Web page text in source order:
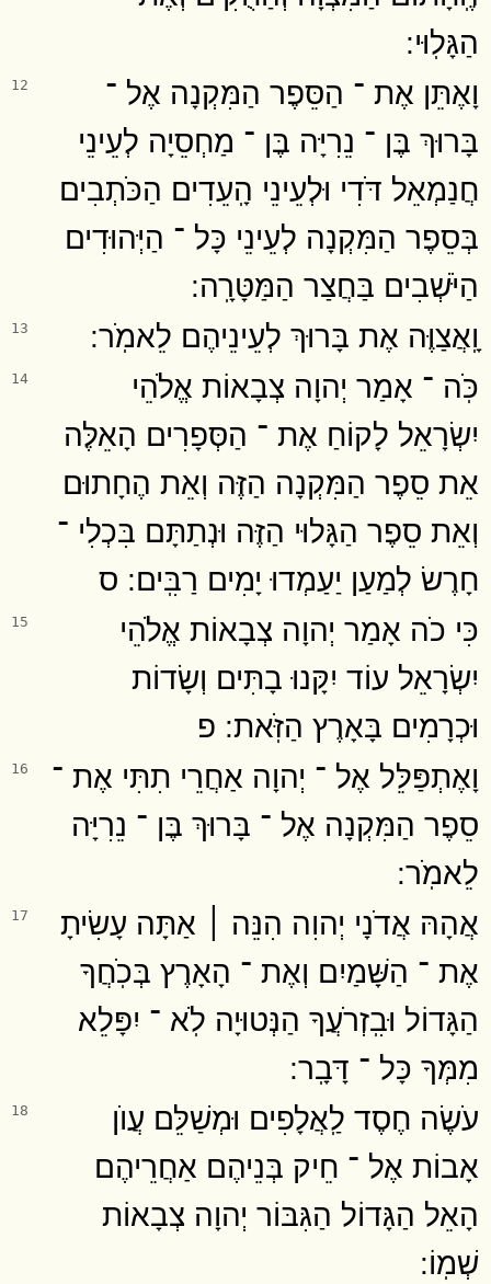
הַגָּלֽוּי ׃
12
וָאֶתֵּן אֶת ־ הַסֵּפֶר הַמִּקְנָה אֶל ־
בָּרוּךְ בֶּן ־ נֵרִיָּה בֶּן ־ מַחְסֵיָה לְעֵינֵי
חֲנַמְאֵל דֹּדִי וּלְעֵינֵי הָֽעֵדִים הַכֹּתְבִים
בְּסֵפֶר הַמִּקְנָה לְעֵינֵי כָּל ־ הַיְּהוּדִים
הַיֹּשְׁבִים בַּחֲצַר הַמַּטָּרָֽה ׃
13 וָֽאֲצַוֶּה אֶת בָּרוּךְ לְעֵינֵיהֶם לֵאמֹֽר ׃
14
כֹּֽה ־ אָמַר יְהוָה צְבָאוֹת אֱלֹהֵי
יִשְׂרָאֵל לָקוֹחַ אֶת ־ הַסְּפָרִים הָאֵלֶּה
אֵת סֵפֶר הַמִּקְנָה הַזֶּה וְאֵת הֶחָתוּם
וְאֵת סֵפֶר הַגָּלוּי הַזֶּה וּנְתַתָּם בִּכְלִי ־
חָרֶשׂ לְמַעַן יַעַמְדוּ יָמִים רַבִּֽים ׃ ס
15
כִּי כֹה אָמַר יְהוָה צְבָאוֹת אֱלֹהֵי
יִשְׂרָאֵל עוֹד יִקָּנוּ בָתִּים וְשָׂדוֹת
וּכְרָמִים בָּאָרֶץ הַזֹּֽאת ׃ פ
16
וָאֶתְפַּלֵּל אֶל ־ יְהוָה אַחֲרֵי תִתִּי אֶת ־
סֵפֶר הַמִּקְנָה אֶל ־ בָּרוּךְ בֶּן ־ נֵרִיָּה
לֵאמֹֽר ׃
17
אֲהָהּ אֲדֹנָי יְהוִה הִנֵּה ׀ אַתָּה עָשִׂיתָ
אֶת ־ הַשָּׁמַיִם וְאֶת ־ הָאָרֶץ בְּכֹֽחֲךָ
הַגָּדוֹל וּבִֽזְרֹעֲךָ הַנְּטוּיָה לֹֽא ־ יִפָּלֵא
מִמְּךָ כָּל ־ דָּבָֽר ׃
18
עֹשֶׂה חֶסֶד לַֽאֲלָפִים וּמְשַׁלֵּם עֲוֺן
אָבוֹת אֶל ־ חֵיק בְּנֵיהֶם אַחֲרֵיהֶם
הָאֵל הַגָּדוֹל הַגִּבּוֹר יְהוָה צְבָאוֹת
שְׁמֽוֹ ׃